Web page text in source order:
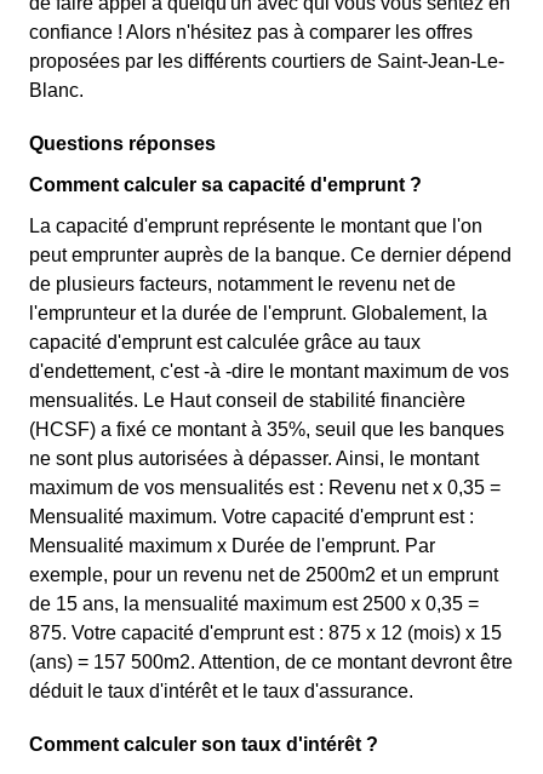
confiance ! Alors n'hésitez pas à comparer les offres
proposées par les différents courtiers de Saint-Jean-Le-
Blanc.
Questions réponses
Comment calculer sa capacité d'emprunt ?
La capacité d'emprunt représente le montant que l'on
peut emprunter auprès de la banque. Ce dernier dépend
de plusieurs facteurs, notamment le revenu net de
l'emprunteur et la durée de l'emprunt. Globalement, la
capacité d'emprunt est calculée grâce au taux
d'endettement, c'est -à -dire le montant maximum de vos
mensualités. Le Haut conseil de stabilité financière
(HCSF) a fixé ce montant à 35%, seuil que les banques
ne sont plus autorisées à dépasser. Ainsi, le montant
maximum de vos mensualités est : Revenu net x 0,35 =
Mensualité maximum. Votre capacité d'emprunt est :
Mensualité maximum x Durée de l'emprunt. Par
exemple, pour un revenu net de 2500m2 et un emprunt
de 15 ans, la mensualité maximum est 2500 x 0,35 =
875. Votre capacité d'emprunt est : 875 x 12 (mois) x 15
(ans) = 157 500m2. Attention, de ce montant devront être
déduit le taux d'intérêt et le taux d'assurance.
Comment calculer son taux d'intérêt ?